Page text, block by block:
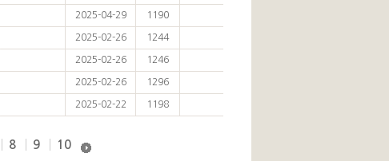
2025-04-29 1190
2025-02-26 1244
2025-02-26 1246
2025-02-26 1296
2025-02-22 1198
8 9 10